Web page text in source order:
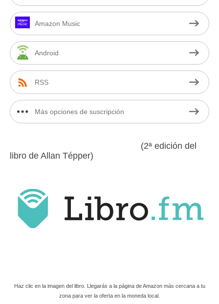
Amazon Music
Android
RSS
Más opciones de suscripción
(2ª edición del
libro de Allan Tépper)
Haz clic en la imagen del libro. Llegarás a la página de Amazon más cercana a tu
zona para ver la oferta en la moneda local.